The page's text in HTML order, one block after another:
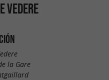
VEDERE
la Gare